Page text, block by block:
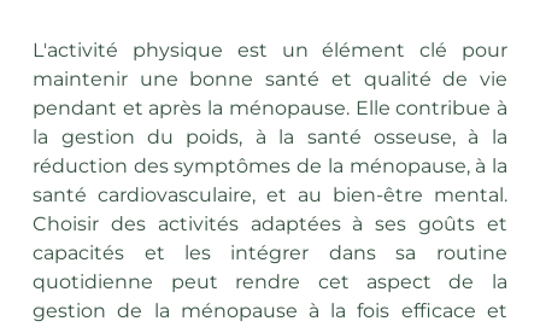
L'activité physique est un élément clé pour
maintenir une bonne santé et qualité de vie
pendant et après la ménopause. Elle contribue à
la gestion du poids, à la santé osseuse, à la
réduction des symptômes de la ménopause, à la
santé cardiovasculaire, et au bien-être mental.
Choisir des activités adaptées à ses goûts et
capacités et les intégrer dans sa routine
quotidienne peut rendre cet aspect de la
gestion de la ménopause à la fois efficace et